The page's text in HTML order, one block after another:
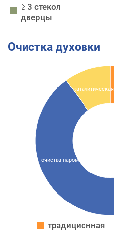
≥ 3 стекол
дверцы
Очистка духовки
очистка паром
каталитическая
традиционная